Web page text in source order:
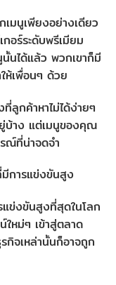
เมนูเพียงอย่างเดียว
กอร์ระดับพรีเมียม
นได้แล้ว พวกเขาก็มี
ห้เพื่อนๆ ด้วย
ลูกค้าหาไม่ได้ง่ายๆ
บ้าง แต่เมนูของคุณ
ณ์ที่น่าจดจำ
การแข่งขันสูง
แข่งขันสูงที่สุดในโลก
ใหม่ๆ เข้าสู่ตลาด
จเหล่านั้นก็อาจถูก